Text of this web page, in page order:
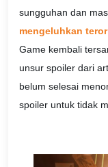
sungguhan dan
mengeluhkan
Game kembali
unsur spoiler dari
belum selesai
spoiler untuk tidak